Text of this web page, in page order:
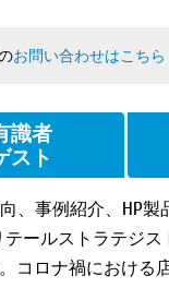
お問い合わせはこちら
識者
スト
、事例紹介、HP
ールストラテジ
コロナ禍におけ